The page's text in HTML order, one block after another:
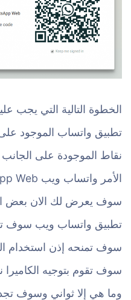
الخطوة التالية التي يجب
تطبيق واتساب الموجود على
نقاط الموجودة على الجانب
سوف يعرض لك الان بعض
سوف تمنحه إذن استخدام
وما هي إلا ثواني وسوف